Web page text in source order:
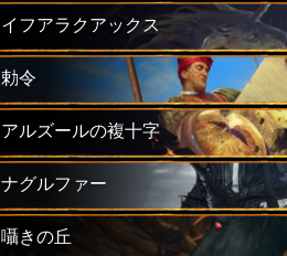
イフアラクアックス
勅令
アルズールの複十字
ナグルファー
囁きの丘